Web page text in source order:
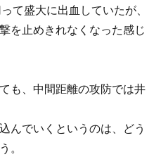
て盛大に出血していたが、
を止めきれなくなった感じ
も、中間距離の攻防では井
んでいくというのは、どう
。